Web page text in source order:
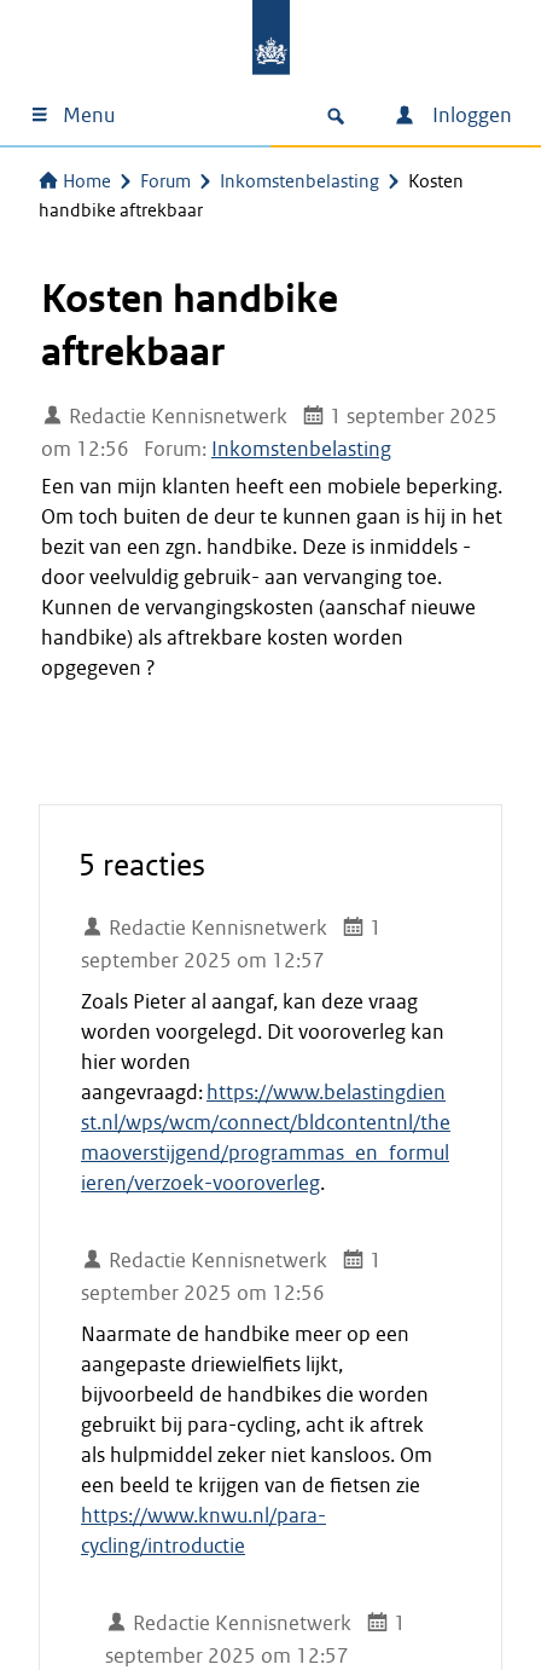
Menu Inloggen
Home Forum Inkomstenbelasting
Kosten
handbike aftrekbaar
Kosten handbike
aftrekbaar
Redactie Kennisnetwerk
1 september 2025
om 12:56
Forum: Inkomstenbelasting
Een van mijn klanten heeft een mobiele beperking.
Om toch buiten de deur te kunnen gaan is hij in het
bezit van een zgn. handbike. Deze is inmiddels -
door veelvuldig gebruik- aan vervanging toe.
Kunnen de vervangingskosten (aanschaf nieuwe
handbike) als aftrekbare kosten worden
opgegeven ?
5 reacties
Redactie Kennisnetwerk
1
september 2025 om 12:57
Zoals Pieter al aangaf, kan deze vraag
worden voorgelegd. Dit vooroverleg kan
hier worden
aangevraagd: https://www.belastingdien
st.nl/wps/wcm/connect/bldcontentnl/the
maoverstijgend/programmas_en_formul
ieren/verzoek-vooroverleg.
Redactie Kennisnetwerk
1
september 2025 om 12:56
Naarmate de handbike meer op een
aangepaste driewielfiets lijkt,
bijvoorbeeld de handbikes die worden
gebruikt bij para-cycling, acht ik aftrek
als hulpmiddel zeker niet kansloos. Om
een beeld te krijgen van de fietsen zie
https://www.knwu.nl/para-
cycling/introductie
Redactie Kennisnetwerk
1
september 2025 om 12:57